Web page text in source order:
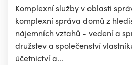
Komplexní služby v oblasti
komplexní správa domů z
nájemních vztahů - vedení a
družstev a společenství
účetnictví a...